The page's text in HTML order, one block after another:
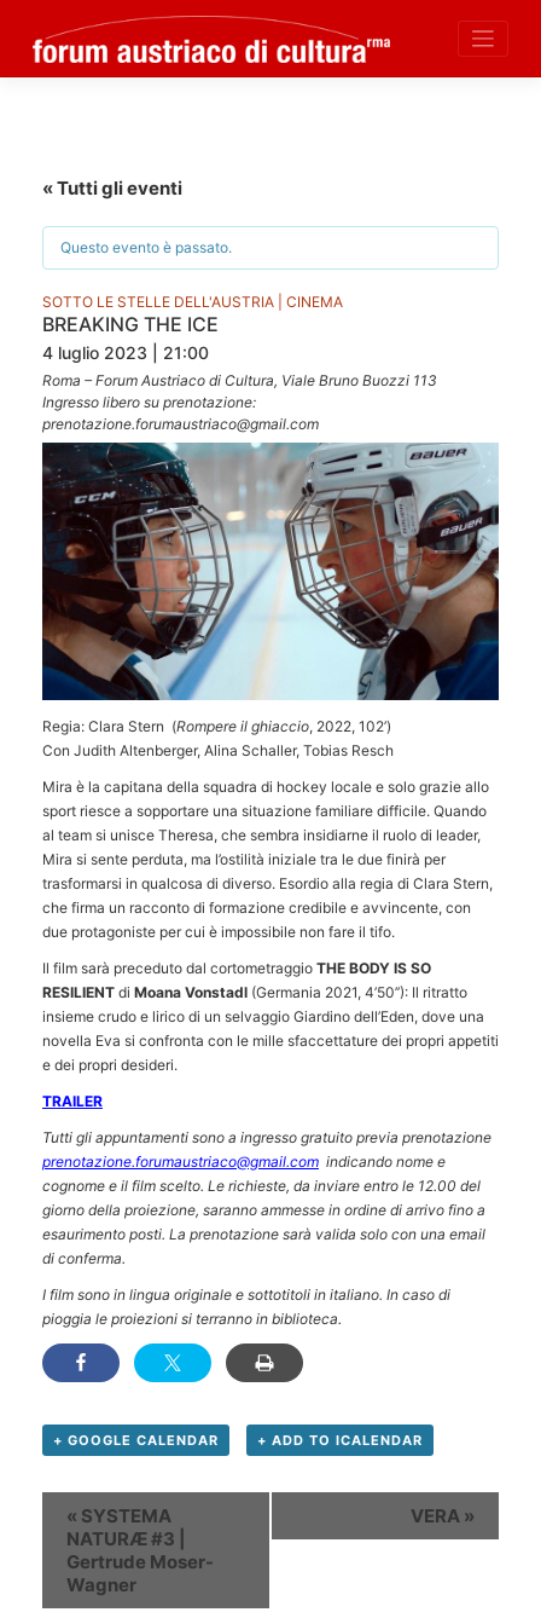
« Tutti gli eventi
Questo evento è passato.
SOTTO LE STELLE DELL'AUSTRIA | CINEMA
BREAKING THE ICE
4 luglio 2023 | 21:00
Roma – Forum Austriaco di Cultura, Viale Bruno Buozzi 113
Ingresso libero su prenotazione:
prenotazione.forumaustriaco@gmail.com
Regia: Clara Stern (Rompere il ghiaccio, 2022, 102’)
Con Judith Altenberger, Alina Schaller, Tobias Resch
Mira è la capitana della squadra di hockey locale e solo grazie allo
sport riesce a sopportare una situazione familiare difficile. Quando
al team si unisce Theresa, che sembra insidiarne il ruolo di leader,
Mira si sente perduta, ma l’ostilità iniziale tra le due finirà per
trasformarsi in qualcosa di diverso. Esordio alla regia di Clara Stern,
che firma un racconto di formazione credibile e avvincente, con
due protagoniste per cui è impossibile non fare il tifo.
Il film sarà preceduto dal cortometraggio THE BODY IS SO
RESILIENT di Moana Vonstadl (Germania 2021, 4’50’’): Il ritratto
insieme crudo e lirico di un selvaggio Giardino dell’Eden, dove una
novella Eva si confronta con le mille sfaccettature dei propri appetiti
e dei propri desideri.
TRAILER
Tutti gli appuntamenti sono a ingresso gratuito previa prenotazione
prenotazione.forumaustriaco@gmail.com indicando nome e
cognome e il film scelto. Le richieste, da inviare entro le 12.00 del
giorno della proiezione, saranno ammesse in ordine di arrivo fino a
esaurimento posti. La prenotazione sarà valida solo con una email
di conferma.
I film sono in lingua originale e sottotitoli in italiano. In caso di
pioggia le proiezioni si terranno in biblioteca.
+ GOOGLE CALENDAR + ADD TO ICALENDAR
Evento
Navigation
« SYSTEMA
NATURÆ #3 |
Gertrude Moser-
Wagner
VERA »